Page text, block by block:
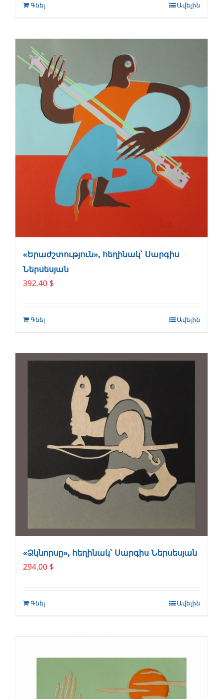
Գնել Ավելին
«Երաժշտություն», հեղինակ՝ Սարգիս
Ներսեսյան
392.40 $
Գնել Ավելին
«Ձկնորսը», հեղինակ՝ Սարգիս Ներսեսյան
294.00 $
Գնել Ավելին